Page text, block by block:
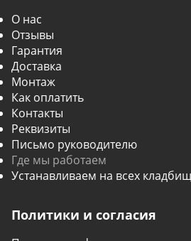
О нас
Отзывы
Гарантия
Доставка
Монтаж
Как оплатить
Контакты
Реквизиты
Письмо руководителю
Где мы работаем
Устанавливаем на всех
Политики и согласия